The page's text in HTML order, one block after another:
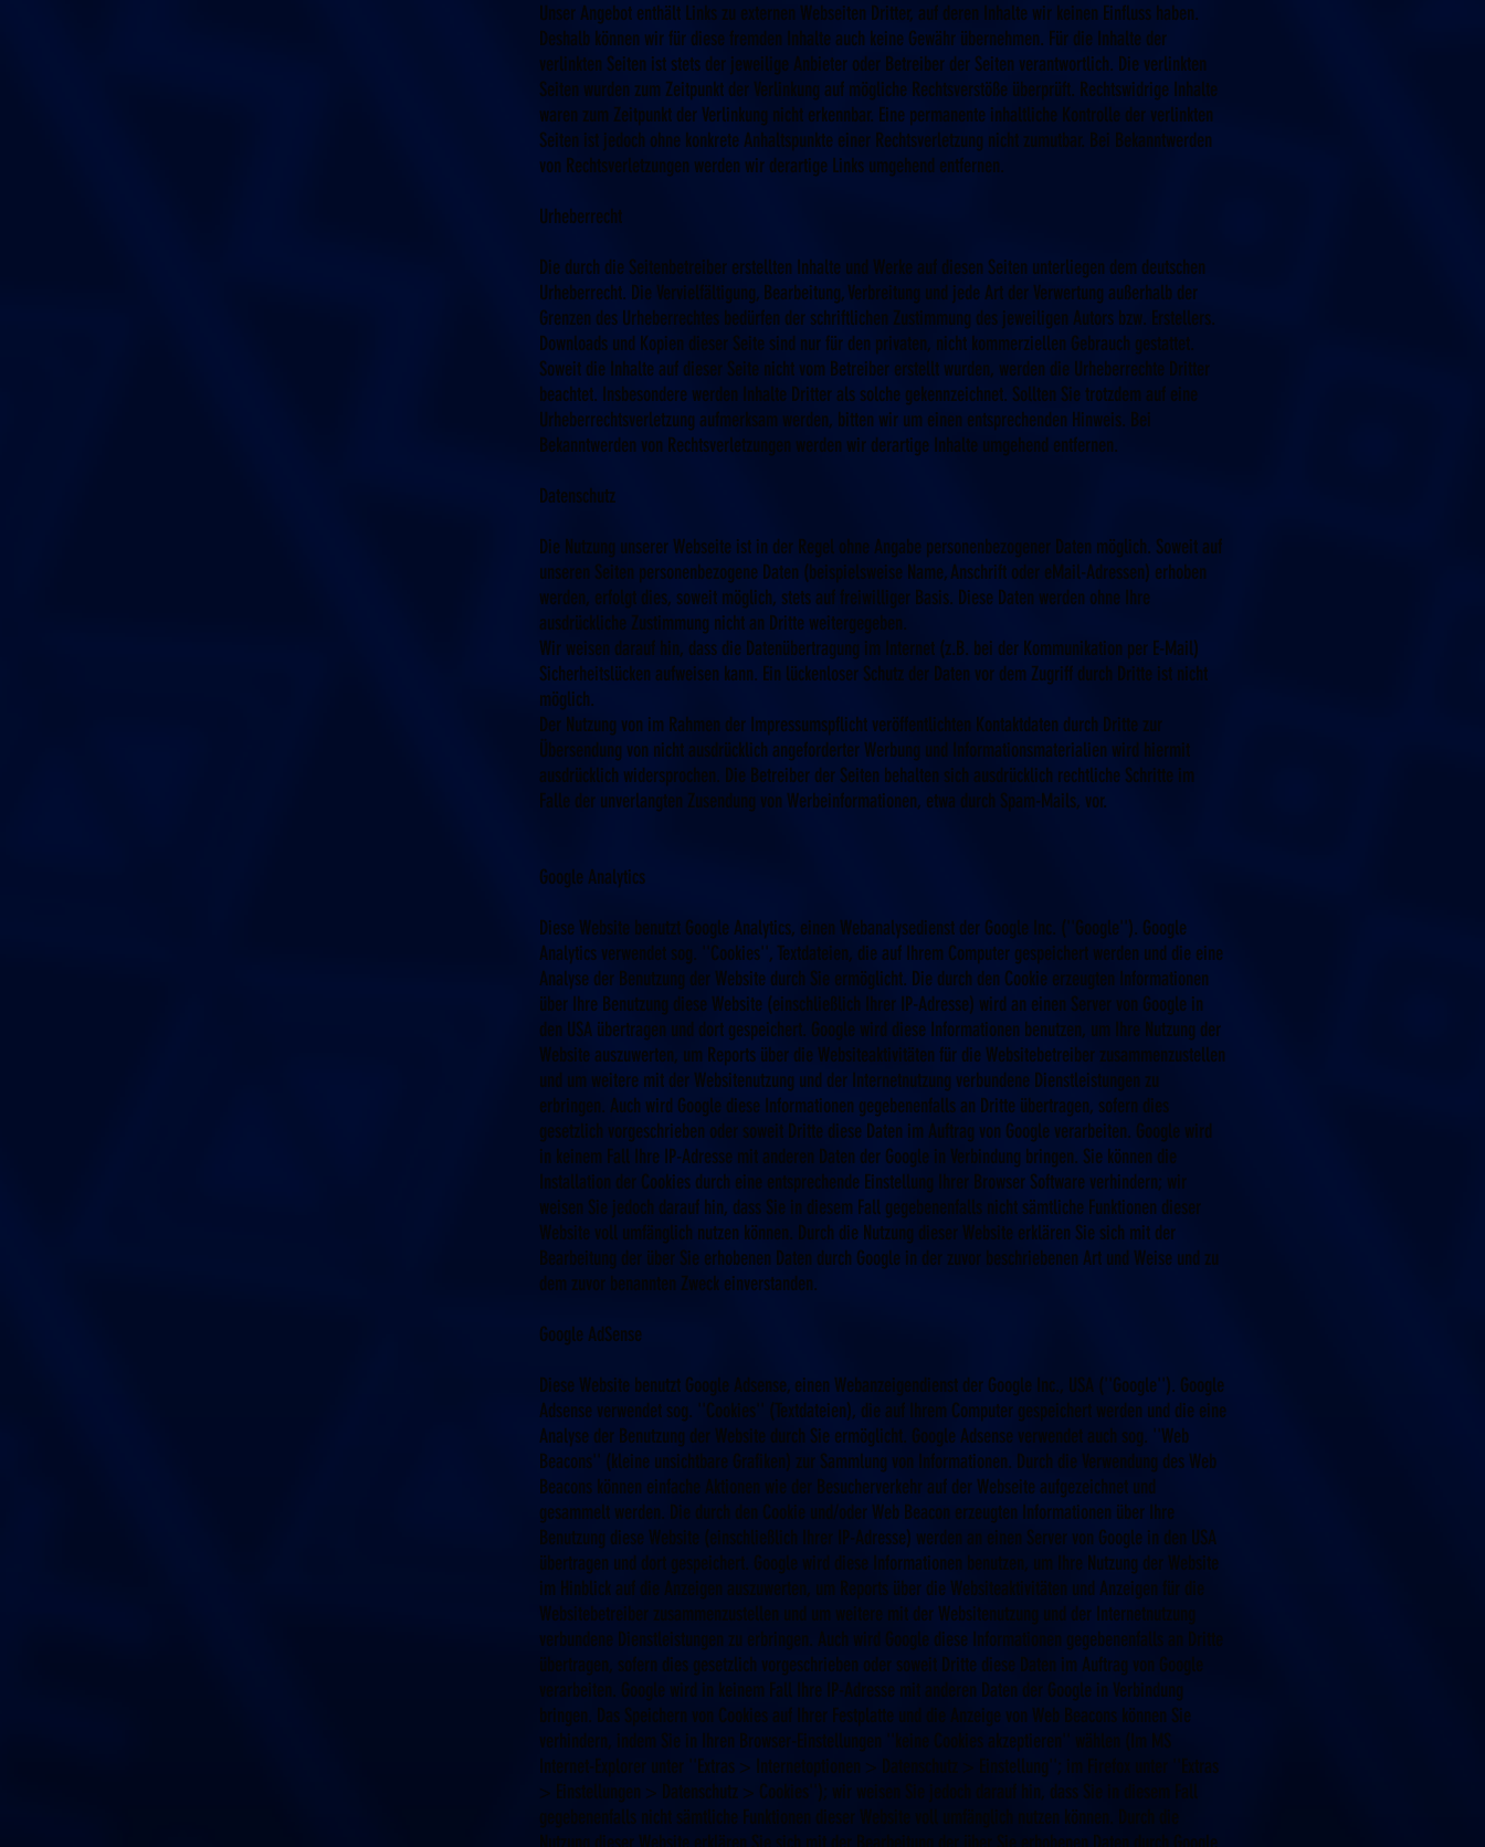
Unser Angebot enthält Links zu externen Webseiten Dritter, auf deren Inhalte wir keinen Einfluss haben.
Deshalb können wir für diese fremden Inhalte auch keine Gewähr übernehmen. Für die Inhalte der
verlinkten Seiten ist stets der jeweilige Anbieter oder Betreiber der Seiten verantwortlich. Die verlinkten
Seiten wurden zum Zeitpunkt der Verlinkung auf mögliche Rechtsverstöße überprüft. Rechtswidrige Inhalte
waren zum Zeitpunkt der Verlinkung nicht erkennbar. Eine permanente inhaltliche Kontrolle der verlinkten
Seiten ist jedoch ohne konkrete Anhaltspunkte einer Rechtsverletzung nicht zumutbar. Bei Bekanntwerden
von Rechtsverletzungen werden wir derartige Links umgehend entfernen.
Urheberrecht
Die durch die Seitenbetreiber erstellten Inhalte und Werke auf diesen Seiten unterliegen dem deutschen
Urheberrecht. Die Vervielfältigung, Bearbeitung, Verbreitung und jede Art der Verwertung außerhalb der
Grenzen des Urheberrechtes bedürfen der schriftlichen Zustimmung des jeweiligen Autors bzw. Erstellers.
Downloads und Kopien dieser Seite sind nur für den privaten, nicht kommerziellen Gebrauch gestattet.
Soweit die Inhalte auf dieser Seite nicht vom Betreiber erstellt wurden, werden die Urheberrechte Dritter
beachtet. Insbesondere werden Inhalte Dritter als solche gekennzeichnet. Sollten Sie trotzdem auf eine
Urheberrechtsverletzung aufmerksam werden, bitten wir um einen entsprechenden Hinweis. Bei
Bekanntwerden von Rechtsverletzungen werden wir derartige Inhalte umgehend entfernen.
Datenschutz
Die Nutzung unserer Webseite ist in der Regel ohne Angabe personenbezogener Daten möglich. Soweit auf
unseren Seiten personenbezogene Daten (beispielsweise Name, Anschrift oder eMail-Adressen) erhoben
werden, erfolgt dies, soweit möglich, stets auf freiwilliger Basis. Diese Daten werden ohne Ihre
ausdrückliche Zustimmung nicht an Dritte weitergegeben.
Wir weisen darauf hin, dass die Datenübertragung im Internet (z.B. bei der Kommunikation per E-Mail)
Sicherheitslücken aufweisen kann. Ein lückenloser Schutz der Daten vor dem Zugriff durch Dritte ist nicht
möglich.
Der Nutzung von im Rahmen der Impressumspflicht veröffentlichten Kontaktdaten durch Dritte zur
Übersendung von nicht ausdrücklich angeforderter Werbung und Informationsmaterialien wird hiermit
ausdrücklich widersprochen. Die Betreiber der Seiten behalten sich ausdrücklich rechtliche Schritte im
Falle der unverlangten Zusendung von Werbeinformationen, etwa durch Spam-Mails, vor.
Google Analytics
Diese Website benutzt Google Analytics, einen Webanalysedienst der Google Inc. (''Google''). Google
Analytics verwendet sog. ''Cookies'', Textdateien, die auf Ihrem Computer gespeichert werden und die eine
Analyse der Benutzung der Website durch Sie ermöglicht. Die durch den Cookie erzeugten Informationen
über Ihre Benutzung diese Website (einschließlich Ihrer IP-Adresse) wird an einen Server von Google in
den USA übertragen und dort gespeichert. Google wird diese Informationen benutzen, um Ihre Nutzung der
Website auszuwerten, um Reports über die Websiteaktivitäten für die Websitebetreiber zusammenzustellen
und um weitere mit der Websitenutzung und der Internetnutzung verbundene Dienstleistungen zu
erbringen. Auch wird Google diese Informationen gegebenenfalls an Dritte übertragen, sofern dies
gesetzlich vorgeschrieben oder soweit Dritte diese Daten im Auftrag von Google verarbeiten. Google wird
in keinem Fall Ihre IP-Adresse mit anderen Daten der Google in Verbindung bringen. Sie können die
Installation der Cookies durch eine entsprechende Einstellung Ihrer Browser Software verhindern; wir
weisen Sie jedoch darauf hin, dass Sie in diesem Fall gegebenenfalls nicht sämtliche Funktionen dieser
Website voll umfänglich nutzen können. Durch die Nutzung dieser Website erklären Sie sich mit der
Bearbeitung der über Sie erhobenen Daten durch Google in der zuvor beschriebenen Art und Weise und zu
dem zuvor benannten Zweck einverstanden.
Google AdSense
Diese Website benutzt Google Adsense, einen Webanzeigendienst der Google Inc., USA (''Google''). Google
Adsense verwendet sog. ''Cookies'' (Textdateien), die auf Ihrem Computer gespeichert werden und die eine
Analyse der Benutzung der Website durch Sie ermöglicht. Google Adsense verwendet auch sog. ''Web
Beacons'' (kleine unsichtbare Grafiken) zur Sammlung von Informationen. Durch die Verwendung des Web
Beacons können einfache Aktionen wie der Besucherverkehr auf der Webseite aufgezeichnet und
gesammelt werden. Die durch den Cookie und/oder Web Beacon erzeugten Informationen über Ihre
Benutzung diese Website (einschließlich Ihrer IP-Adresse) werden an einen Server von Google in den USA
übertragen und dort gespeichert. Google wird diese Informationen benutzen, um Ihre Nutzung der Website
im Hinblick auf die Anzeigen auszuwerten, um Reports über die Websiteaktivitäten und Anzeigen für die
Websitebetreiber zusammenzustellen und um weitere mit der Websitenutzung und der Internetnutzung
verbundene Dienstleistungen zu erbringen. Auch wird Google diese Informationen gegebenenfalls an Dritte
übertragen, sofern dies gesetzlich vorgeschrieben oder soweit Dritte diese Daten im Auftrag von Google
verarbeiten. Google wird in keinem Fall Ihre IP-Adresse mit anderen Daten der Google in Verbindung
bringen. Das Speichern von Cookies auf Ihrer Festplatte und die Anzeige von Web Beacons können Sie
verhindern, indem Sie in Ihren Browser-Einstellungen ''keine Cookies akzeptieren'' wählen (Im MS
Internet-Explorer unter ''Extras > Internetoptionen > Datenschutz > Einstellung''; im Firefox unter ''Extras
> Einstellungen > Datenschutz > Cookies''); wir weisen Sie jedoch darauf hin, dass Sie in diesem Fall
gegebenenfalls nicht sämtliche Funktionen dieser Website voll umfänglich nutzen können. Durch die